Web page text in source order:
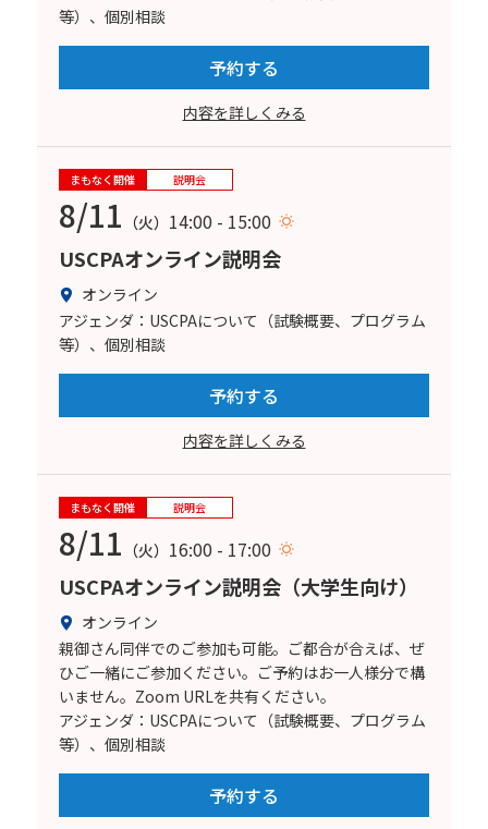
等）、個別相談
予約する
内容を詳しくみる
まもなく開催 説明会
8/11 （火） 14:00 - 15:00
USCPAオンライン説明会
オンライン
アジェンダ：USCPAについて（試験概要、プログラム
等）、個別相談
予約する
内容を詳しくみる
まもなく開催 説明会
8/11 （火） 16:00 - 17:00
USCPAオンライン説明会（大学生向け）
オンライン
親御さん同伴でのご参加も可能。ご都合が合えば、ぜ
ひご一緒にご参加ください。ご予約はお一人様分で構
いません。Zoom URLを共有ください。
アジェンダ：USCPAについて（試験概要、プログラム
等）、個別相談
予約する